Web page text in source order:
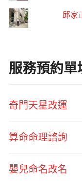
邱家
服務預約單
奇門天星改運
算命命理諮詢
嬰兒命名改名